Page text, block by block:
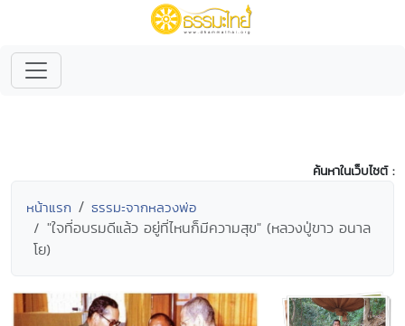
ค้นหาในเว็บไซต์ :
หน้าแรก ธรรมะจากหลวงพ่อ
"ใจที่อบรมดีแล้ว อยู่ที่ไหนก็มีความสุข" (หลวงปู่ขาว อนาล
โย)